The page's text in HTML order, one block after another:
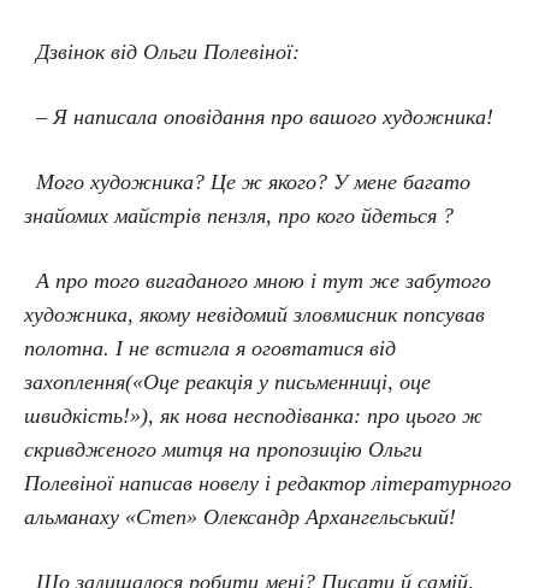
Дзвінок від Ольги Полевіної:
– Я написала оповідання про вашого художника!
Мого художника? Це ж якого? У мене багато
знайомих майстрів пензля, про кого йдеться ?
А про того вигаданого мною і тут же забутого
художника, якому невідомий зловмисник попсував
полотна. І не встигла я оговтатися від
захоплення(«Оце реакція у письменниці, оце
швидкість!»), як нова несподіванка: про цього ж
скривдженого митця на пропозицію Ольги
Полевіної написав новелу і редактор літературного
альманаху «Степ» Олександр Архангельський!
Що залишалося робити мені? Писати й самій,